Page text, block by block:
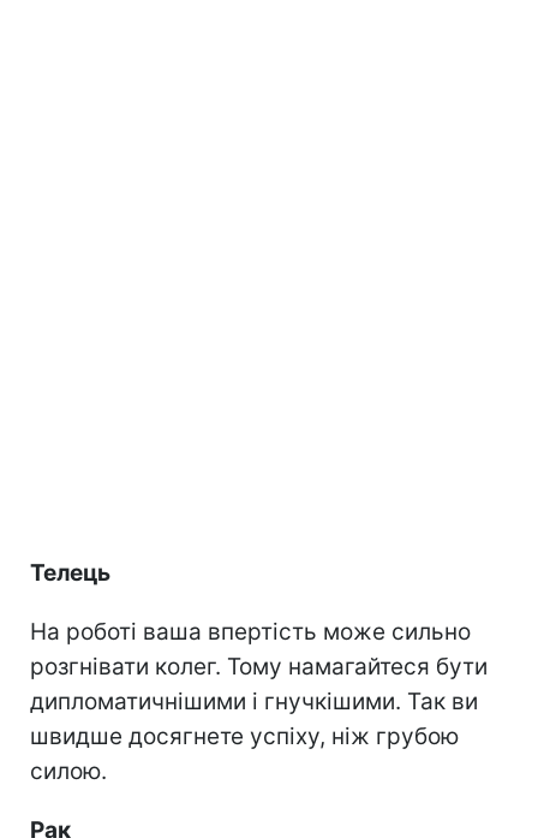
Телець
На роботі ваша впертість може сильно
розгнівати колег. Тому намагайтеся бути
дипломатичнішими і гнучкішими. Так ви
швидше досягнете успіху, ніж грубою
силою.
Рак